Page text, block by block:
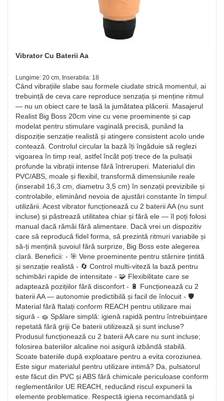
Vibrator Cu Baterii Aa
Lungime: 20 cm, Inserabila: 18
Când vibrațiile slabe sau formele ciudate strică momentul, ai
trebuință de ceva care reproduce senzația și menține ritmul
— nu un obiect care te lasă la jumătatea plăcerii. Masajerul
Realist Big Boss 20cm vine cu vene proeminente și cap
modelat pentru stimulare vaginală precisă, punând la
dispoziție senzație realistă și atingere consistent acolo unde
contează. Controlul circular la bază îți îngăduie să reglezi
vigoarea în timp real, astfel încât poți trece de la pulsații
profunde la vibrații intense fără întreruperi. Materialul din
PVC/ABS, moale și flexibil, transformă dimensiunile reale
(inserabil 16,3 cm, diametru 3,5 cm) în senzații previzibile și
controlabile, eliminând nevoia de ajustări constante în timpul
utilizării. Acest vibrator funcționează cu 2 baterii AA (nu sunt
incluse) și păstrează utilitatea chiar și fără ele — îl poți folosi
manual dacă rămâi fără alimentare. Dacă vrei un dispozitiv
care să reproducă fidel forma, să prezintă ritmuri variabile și
să-ți mențină șuvoiul fără surprize, Big Boss este alegerea
clară. Beneficii: - 🎯 Vene proeminente pentru stârnire țintită
și senzație realistă - 🔄 Control multi-viteză la bază pentru
schimbări rapide de intensitate - 🧩 Flexibilitate care se
adaptează pozițiilor fără disconfort - 🔋 Funcționează cu 2
baterii AA — autonomie predictibilă și facil de înlocuit - 🛡️
Material fără ftalați conform REACH pentru utilizare mai
sigură - 🧽 Spălare simplă: igienă rapidă pentru întrebuințare
repetată fără griji Ce baterii utilizează și sunt incluse?
Produsul funcționează cu 2 baterii AA care nu sunt incluse;
folosirea bateriilor alcaline noi asigură izbândă stabilă.
Scoate bateriile după exploatare pentru a evita coroziunea.
Este sigur materialul pentru utilizare intimă? Da, pulsatorul
este făcut din PVC și ABS fără chimicale periculoase conform
reglementărilor UE REACH, reducând riscul expunerii la
elemente problematice. Respectă igiena recomandată și